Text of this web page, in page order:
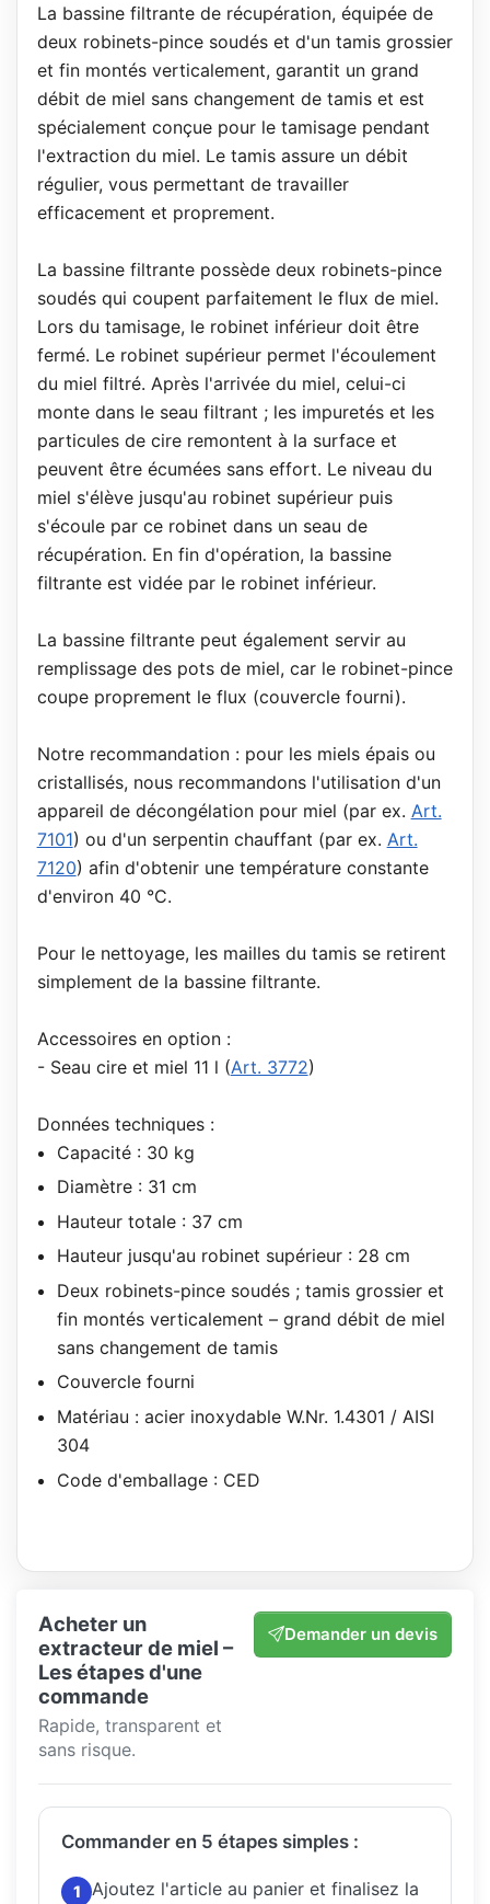
La bassine filtrante de récupération, équipée de
deux robinets-pince soudés et d'un tamis grossier
et fin montés verticalement, garantit un grand
débit de miel sans changement de tamis et est
spécialement conçue pour le tamisage pendant
l'extraction du miel. Le tamis assure un débit
régulier, vous permettant de travailler
efficacement et proprement.
La bassine filtrante possède deux robinets-pince
soudés qui coupent parfaitement le flux de miel.
Lors du tamisage, le robinet inférieur doit être
fermé. Le robinet supérieur permet l'écoulement
du miel filtré. Après l'arrivée du miel, celui-ci
monte dans le seau filtrant ; les impuretés et les
particules de cire remontent à la surface et
peuvent être écumées sans effort. Le niveau du
miel s'élève jusqu'au robinet supérieur puis
s'écoule par ce robinet dans un seau de
récupération. En fin d'opération, la bassine
filtrante est vidée par le robinet inférieur.
La bassine filtrante peut également servir au
remplissage des pots de miel, car le robinet-pince
coupe proprement le flux (couvercle fourni).
Notre recommandation : pour les miels épais ou
cristallisés, nous recommandons l'utilisation d'un
appareil de décongélation pour miel (par ex. Art.
7101) ou d'un serpentin chauffant (par ex. Art.
7120) afin d'obtenir une température constante
d'environ 40 °C.
Pour le nettoyage, les mailles du tamis se retirent
simplement de la bassine filtrante.
Accessoires en option :
- Seau cire et miel 11 l (Art. 3772)
Données techniques :
Capacité : 30 kg
Diamètre : 31 cm
Hauteur totale : 37 cm
Hauteur jusqu'au robinet supérieur : 28 cm
Deux robinets-pince soudés ; tamis grossier et
fin montés verticalement – grand débit de miel
sans changement de tamis
Couvercle fourni
Matériau : acier inoxydable W.Nr. 1.4301 / AISI
304
Code d'emballage : CED
Acheter un
extracteur de miel –
Les étapes d'une
commande
Rapide, transparent et
sans risque.
Demander un devis
Commander en 5 étapes simples :
1
Ajoutez l'article au panier et finalisez la